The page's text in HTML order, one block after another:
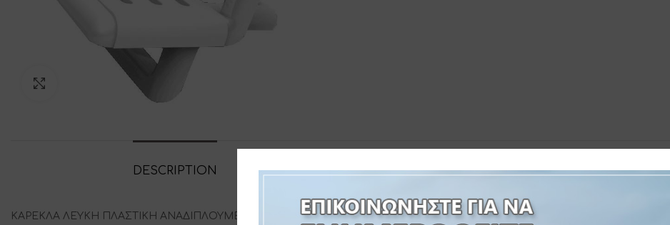
Click to enlarge
DESCRIPTION ADDITIONAL INFORMATION ΔΙΑΔΙΚΑΣΙΑ ΠΑΡΑΓΓΕΛΙΑΣ
ΚΑΡΕΚΛΑ ΛΕΥΚΗ ΠΛΑΣΤΙΚΗ ΑΝΑΔΙΠΛΟΥΜΕΝΗ -ΔΙΑΣΤΑΣΕΙΣ: W35xD24,5×18/54cm-ΒΑΡΟΣ:1500gr-